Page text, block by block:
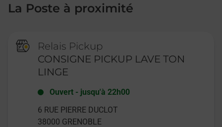
La Poste à proximité
Relais Pickup
CONSIGNE PICKUP LAVE TON
LINGE
Ouvert - jusqu'à 22h00
6 RUE PIERRE DUCLOT
38000 GRENOBLE